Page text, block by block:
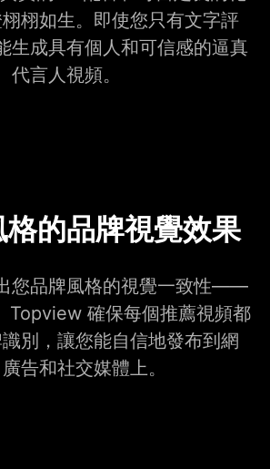
栩如生。即使您只有文字評
生成具有個人和可信感的逼真
代言人視頻。
的品牌視覺效果
您品牌風格的視覺一致性——
Topview 確保每個推薦視頻都
別，讓您能自信地發布到網
告和社交媒體上。